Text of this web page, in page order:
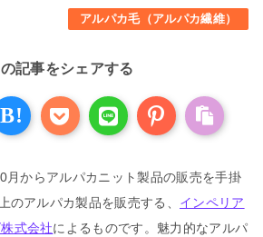
アルパカ毛（アルパカ繊維）
記事をシェアする
B!
月からアルパカニット製品の販売を手掛
のアルパカ製品を販売する、 インペリア
式会社によるものです。魅力的なアルパ